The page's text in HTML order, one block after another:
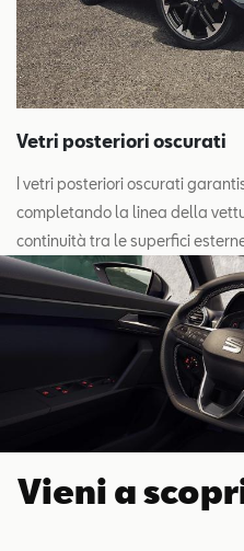
Vetri posteriori oscurati
I vetri posteriori oscurati
completando la linea della
continuità tra le superfici
Vieni a